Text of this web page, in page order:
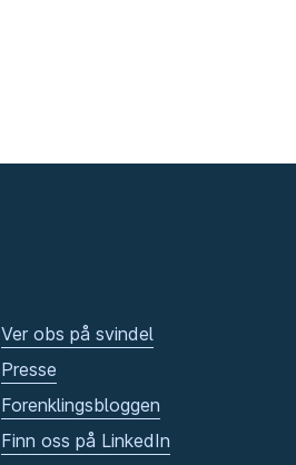
Ver obs på svindel
Presse
Forenklingsbloggen
Finn oss på LinkedIn